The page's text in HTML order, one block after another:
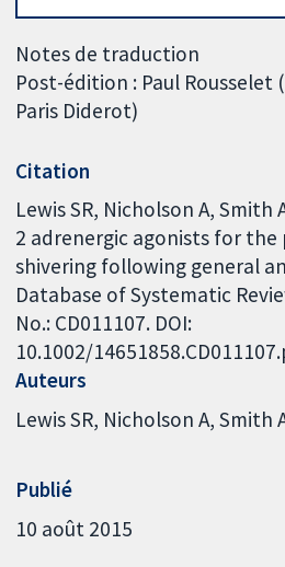
Notes de traduction
Post-édition : Paul Rousselet
Paris Diderot)
Citation
Lewis SR, Nicholson A, Smith
2 adrenergic agonists for
shivering following general
Database of Systematic
No.: CD011107. DOI:
10.1002/
Auteurs
Lewis SR Nicholson A Smith
Publié
10 août 2015